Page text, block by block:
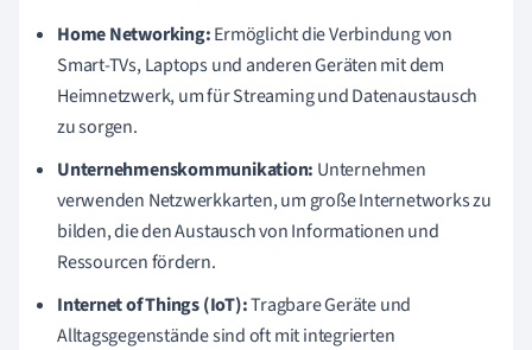
Home Networking:Ermöglicht die Verbindung von
Smart-TVs, Laptops und anderen Geräten mit dem
Heimnetzwerk, um für Streaming und Datenaustausch
zu sorgen.
Unternehmenskommunikation: Unternehmen
verwenden Netzwerkkarten, um große Internetworks zu
bilden, die den Austausch von Informationen und
Ressourcen fördern.
Internet of Things (IoT):Tragbare Geräte und
Alltagsgegenstände sind oft mit integrierten